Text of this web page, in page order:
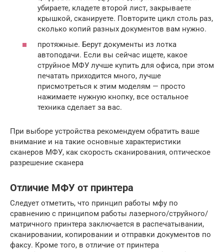
убираете, кладете второй лист, закрываете
крышкой, сканируете. Повторите цикл столь раз,
сколько копий разных документов вам нужно.
протяжные. Берут документы из лотка
автоподачи. Если вы сейчас ищете, какое
струйное МФУ лучше купить для офиса, при этом
печатать приходится много, лучше
присмотреться к этим моделям — просто
нажимаете нужную кнопку, все остальное
техника сделает за вас.
При выборе устройства рекомендуем обратить ваше
внимание и на такие основные характеристики
сканеров МФУ, как скорость сканирования, оптическое
разрешение сканера
Отличие МФУ от принтера
Следует отметить, что принцип работы мфу по
сравнению с принципом работы лазерного/струйного/
матричного принтера заключается в распечатывании,
сканировании, копировании и отправки документов по
факсу. Кроме того, в отличие от принтера